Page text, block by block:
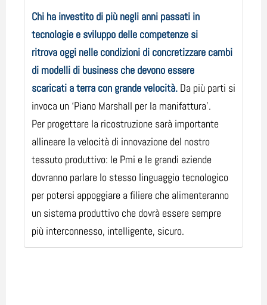
Chi ha investito di più negli anni passati in
tecnologie e sviluppo delle competenze si
ritrova oggi nelle condizioni di concretizzare cambi
di modelli di business che devono essere
scaricati a terra con grande velocità. Da più parti si
invoca un ‘Piano Marshall per la manifattura'.
Per progettare la ricostruzione sarà importante
allineare la velocità di innovazione del nostro
tessuto produttivo: le Pmi e le grandi aziende
dovranno parlare lo stesso linguaggio tecnologico
per potersi appoggiare a filiere che alimenteranno
un sistema produttivo che dovrà essere sempre
più interconnesso, intelligente, sicuro.